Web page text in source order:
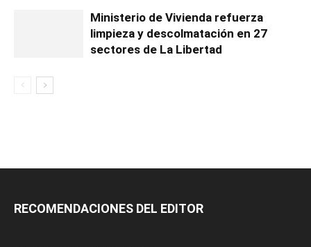
Ministerio de Vivienda refuerza
limpieza y descolmatación en 27
sectores de La Libertad
RECOMENDACIONES DEL EDITOR